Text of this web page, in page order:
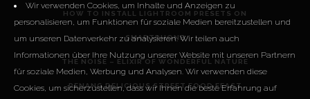
HOW TO INSTALL LIGHTROOM PRESETS ON
SMARTPHONE
THE NOISE – ELIXIR OF WONDERFUL NATURE
PENANG DELICIOUS STREET FOOD FEAST
Wir verwenden Cookies, um Inhalte und Anzeigen zu
personalisieren, um Funktionen für soziale Medien bereitzustellen und
um unseren Datenverkehr zu analysieren. Wir teilen auch
Informationen über Ihre Nutzung unserer Website mit unseren Partnern
für soziale Medien, Werbung und Analysen. Wir verwenden diese
Cookies, um sicherzustellen, dass wir Ihnen die beste Erfahrung auf